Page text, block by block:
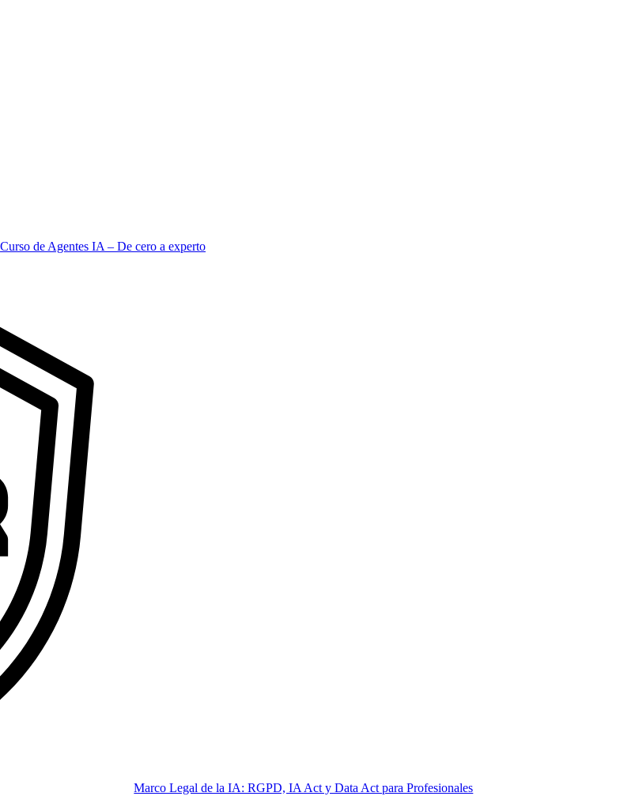
Curso de Agentes IA – De cero a experto
Marco Legal de la IA: RGPD, IA Act y Data Act para Profesionales
empresas se pelean por tener.